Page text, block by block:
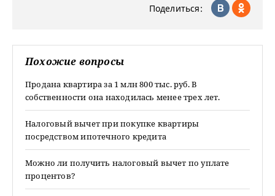
Поделиться:
Похожие вопросы
Продана квартира за 1 млн 800 тыс. руб. В
собственности она находилась менее трех лет.
Налоговый вычет при покупке квартиры
посредством ипотечного кредита
Можно ли получить налоговый вычет по уплате
процентов?